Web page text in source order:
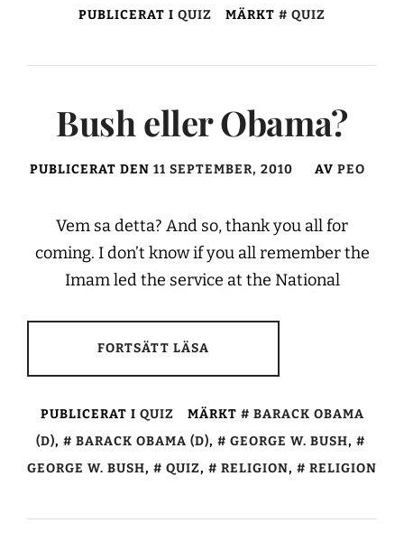
PUBLICERAT I QUIZ MÄRKT QUIZ
Bush eller Obama?
PUBLICERAT DEN 11 SEPTEMBER, 2010 AV PEO
Vem sa detta? And so, thank you all for
coming. I don’t know if you all remember the
Imam led the service at the National
FORTSÄTT LÄSA
PUBLICERAT I QUIZ MÄRKT
BARACK OBAMA
(D), BARACK OBAMA (D), GEORGE W. BUSH,
GEORGE W. BUSH, QUIZ, RELIGION, RELIGION